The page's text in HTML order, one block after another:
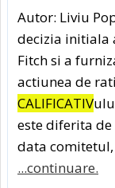
Autor: Liviu
decizia initiala
Fitch si a
actiunea de
CALIFICATIV
este diferita
data
...continuare.